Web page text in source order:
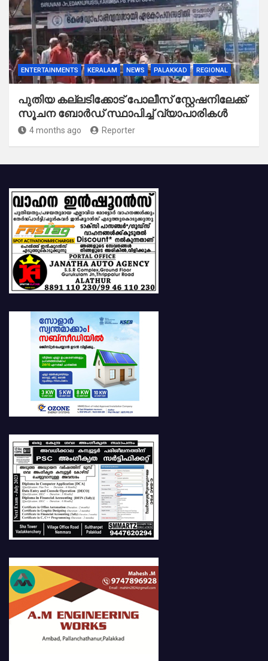
ENTERTAINMENTS KERALAM NEWS PALAKKAD REGIONAL
പുതിയ കല്ലടിക്കോട് പോലീസ് സ്റ്റേഷനിലേക്ക്
സൂചന ബോർഡ് സ്ഥാപിച്ച് വ്യാപാരികൾ
4 months ago Reporter